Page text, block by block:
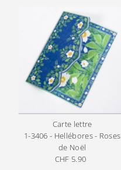
Carte lettre
1-3406 - Hellébores - Roses
de Noël
Prix
CHF 5.90